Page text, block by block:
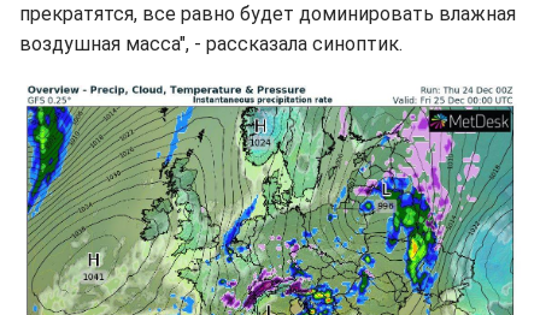
прекратятся, все равно будет доминировать влажная
воздушная масса", - рассказала синоптик.